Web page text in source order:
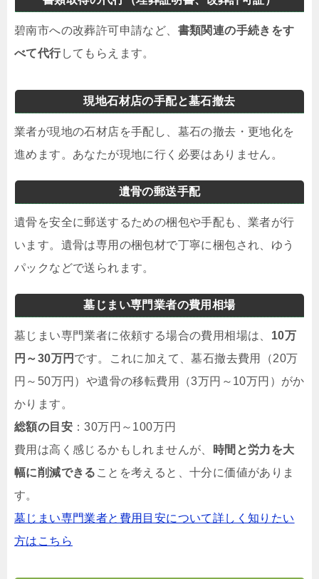
碧南市への改葬許可申請など、 書類関連の手続きをす
べて代行してもらえます。
現地石材店の手配と墓石撤去
業者が現地の石材店を手配し、墓石の撤去・更地化を
進めます。あなたが現地に行く必要はありません。
遺骨の郵送手配
遺骨を安全に郵送するための梱包や手配も、業者が行
います。遺骨は専用の梱包材で丁寧に梱包され、ゆう
パックなどで送られます。
墓じまい専門業者の費用相場
墓じまい専門業者に依頼する場合の費用相場は、 10万
円～30万円 です。これに加えて、墓石撤去費用（20万
円～50万円）や遺骨の移転費用（3万円～10万円）がか
かります。
総額の目安 ：30万円～100万円
費用は高く感じるかもしれませんが、
時間と労力を大
幅に削減できる ことを考えると、十分に価値がありま
す。
墓じまい専門業者と費用目安について詳しく知りたい
方はこちら